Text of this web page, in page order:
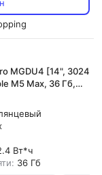
MGDU4 [14", 3024
M5 Max, 36 Гб,
Вт*ч
36 Гб